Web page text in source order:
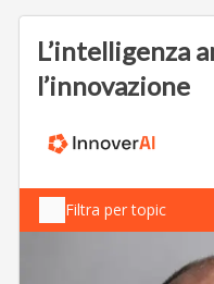
L’intelligenza
l’innovazione
Filtra per topic